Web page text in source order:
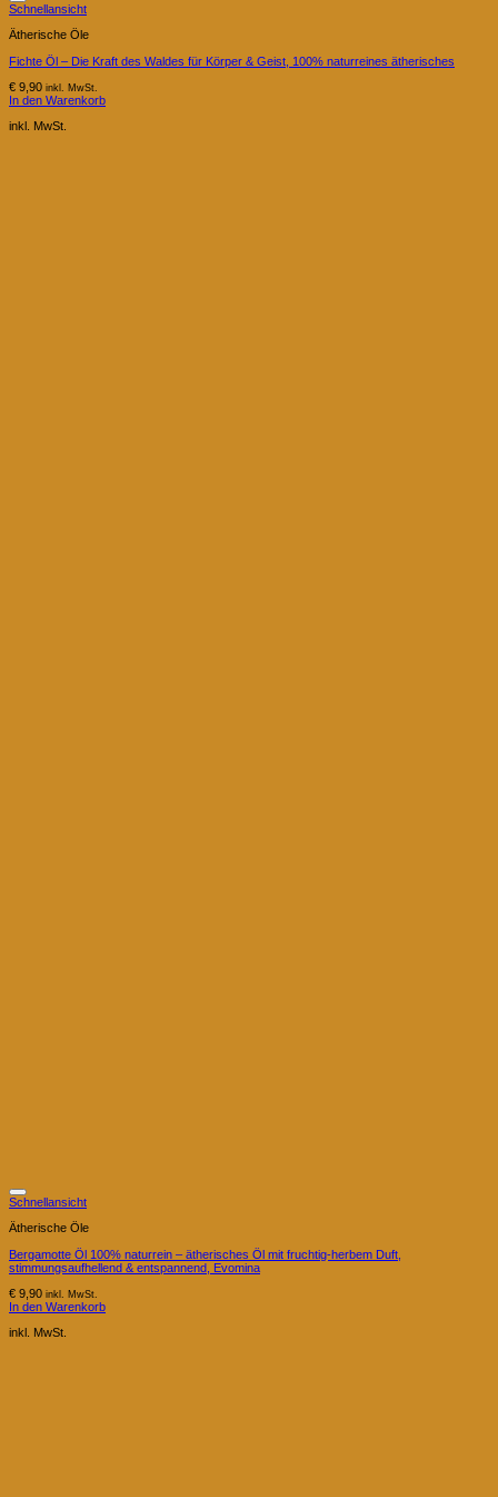
Schnellansicht
Ätherische Öle
Fichte Öl – Die Kraft des Waldes für Körper & Geist, 100% naturreines ätherisches
€ 9,90 inkl. MwSt.
In den Warenkorb
inkl. MwSt.
Schnellansicht
Ätherische Öle
Bergamotte Öl 100% naturrein – ätherisches Öl mit fruchtig-herbem Duft,
stimmungsaufhellend & entspannend, Evomina
€ 9,90 inkl. MwSt.
In den Warenkorb
inkl. MwSt.